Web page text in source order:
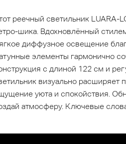
реечный светильник LUARA-
шика. Вдохновлённый
диффузное освещение
элементы гармонично
с длиной 122 см и
визуально расширяет
уюта и спокойствия.
атмосферу. Ключевые